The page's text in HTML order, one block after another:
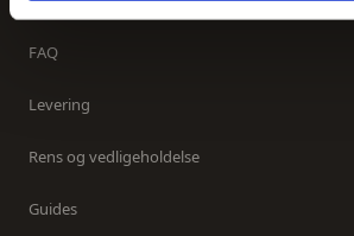
FAQ
Levering
Rens og vedligeholdelse
Guides